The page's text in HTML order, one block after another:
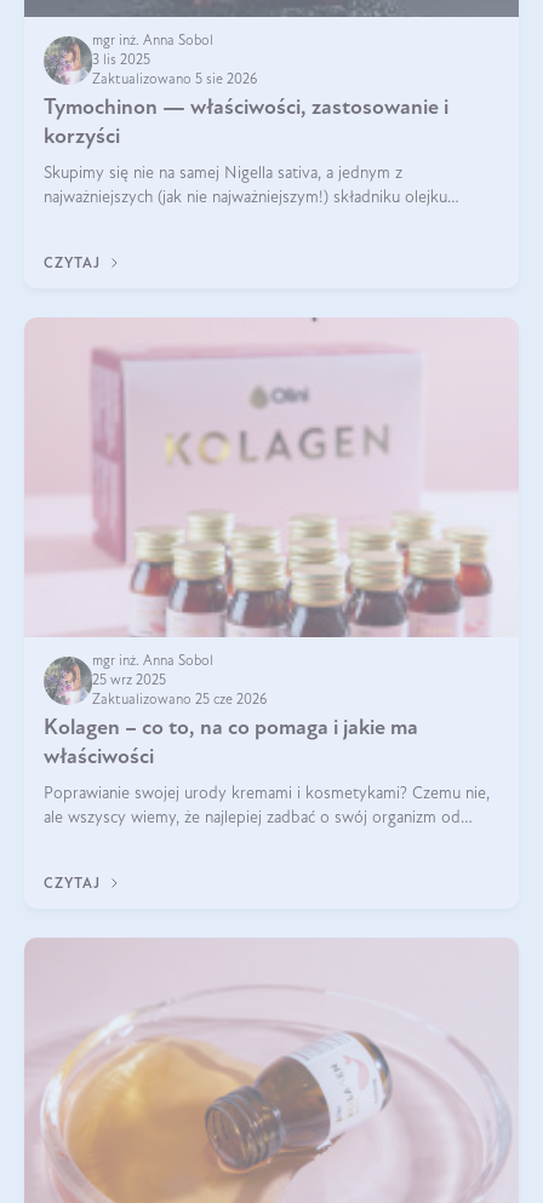
mgr inż. Anna Sobol
3 lis 2025
Zaktualizowano 5 sie 2026
Tymochinon — właściwości, zastosowanie i
korzyści
Skupimy się nie na samej Nigella sativa, a jednym z
najważniejszych (jak nie najważniejszym!) składniku olejku
CZYTAJ
mgr inż. Anna Sobol
25 wrz 2025
Zaktualizowano 25 cze 2026
Kolagen – co to, na co pomaga i jakie ma
właściwości
Poprawianie swojej urody kremami i kosmetykami? Czemu nie,
ale wszyscy wiemy, że najlepiej zadbać o swój organizm od
wysokiej jakości suplem
CZYTAJ